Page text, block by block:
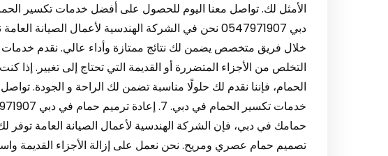
دبي 0547971907 نحن في الشركة الهندسية لأعمال
خلال فريق متخصص يضمن لك نتائج ممتازة وأداء عالي. نقدم خدمات
التخلص من الأجزاء المتضررة أو القديمة التي تحتاج إلى تغيير. إذا
الحمام، فإننا نقدم لك حلولًا مناسبة تضمن لك الراحة و الجودة.
حمامك في دبي، فإن الشركة الهندسية لأعمال الصيانة العامة
تصميم حمام عصري ومريح. نحن نعمل على إزالة الأجزاء القديمة